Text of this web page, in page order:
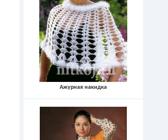
Ажурная накидка